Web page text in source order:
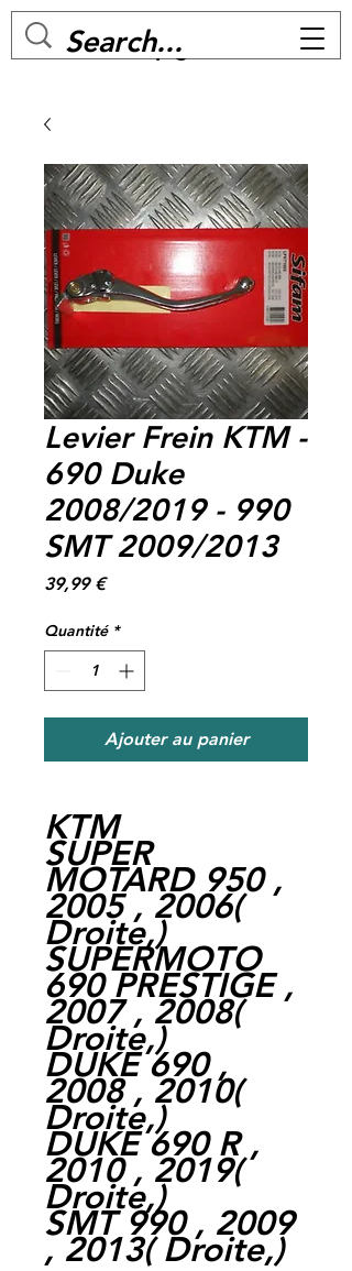
MC BIKE Perpignan
Levier Frein KTM -
690 Duke
2008/2019 - 990
SMT 2009/2013
39,99 €Prix
Quantité *
Ajouter au panier
KTM
SUPER
MOTARD 950 ,
2005 , 2006(
Droite,)
SUPERMOTO
690 PRESTIGE ,
2007 , 2008(
Droite,)
DUKE 690 ,
2008 , 2010(
Droite,)
DUKE 690 R ,
2010 , 2019(
Droite,)
SMT 990 , 2009
, 2013(Droite,)